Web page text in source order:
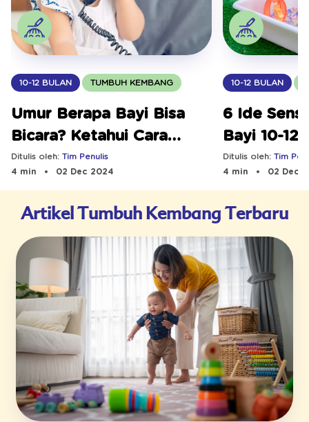
10-12 BULAN TUMBUH KEMBANG
Umur Berapa Bayi Bisa
Bicara? Ketahui Cara
Stimulasinya
Ditulis oleh: Tim Penulis
4 min
02 Dec 2024
10-12 BULAN
6 Ide
Bayi 10-12
Dilakukan!
Ditulis oleh:Tim
4 min
02 Dec
Artikel Tumbuh Kembang Terbaru